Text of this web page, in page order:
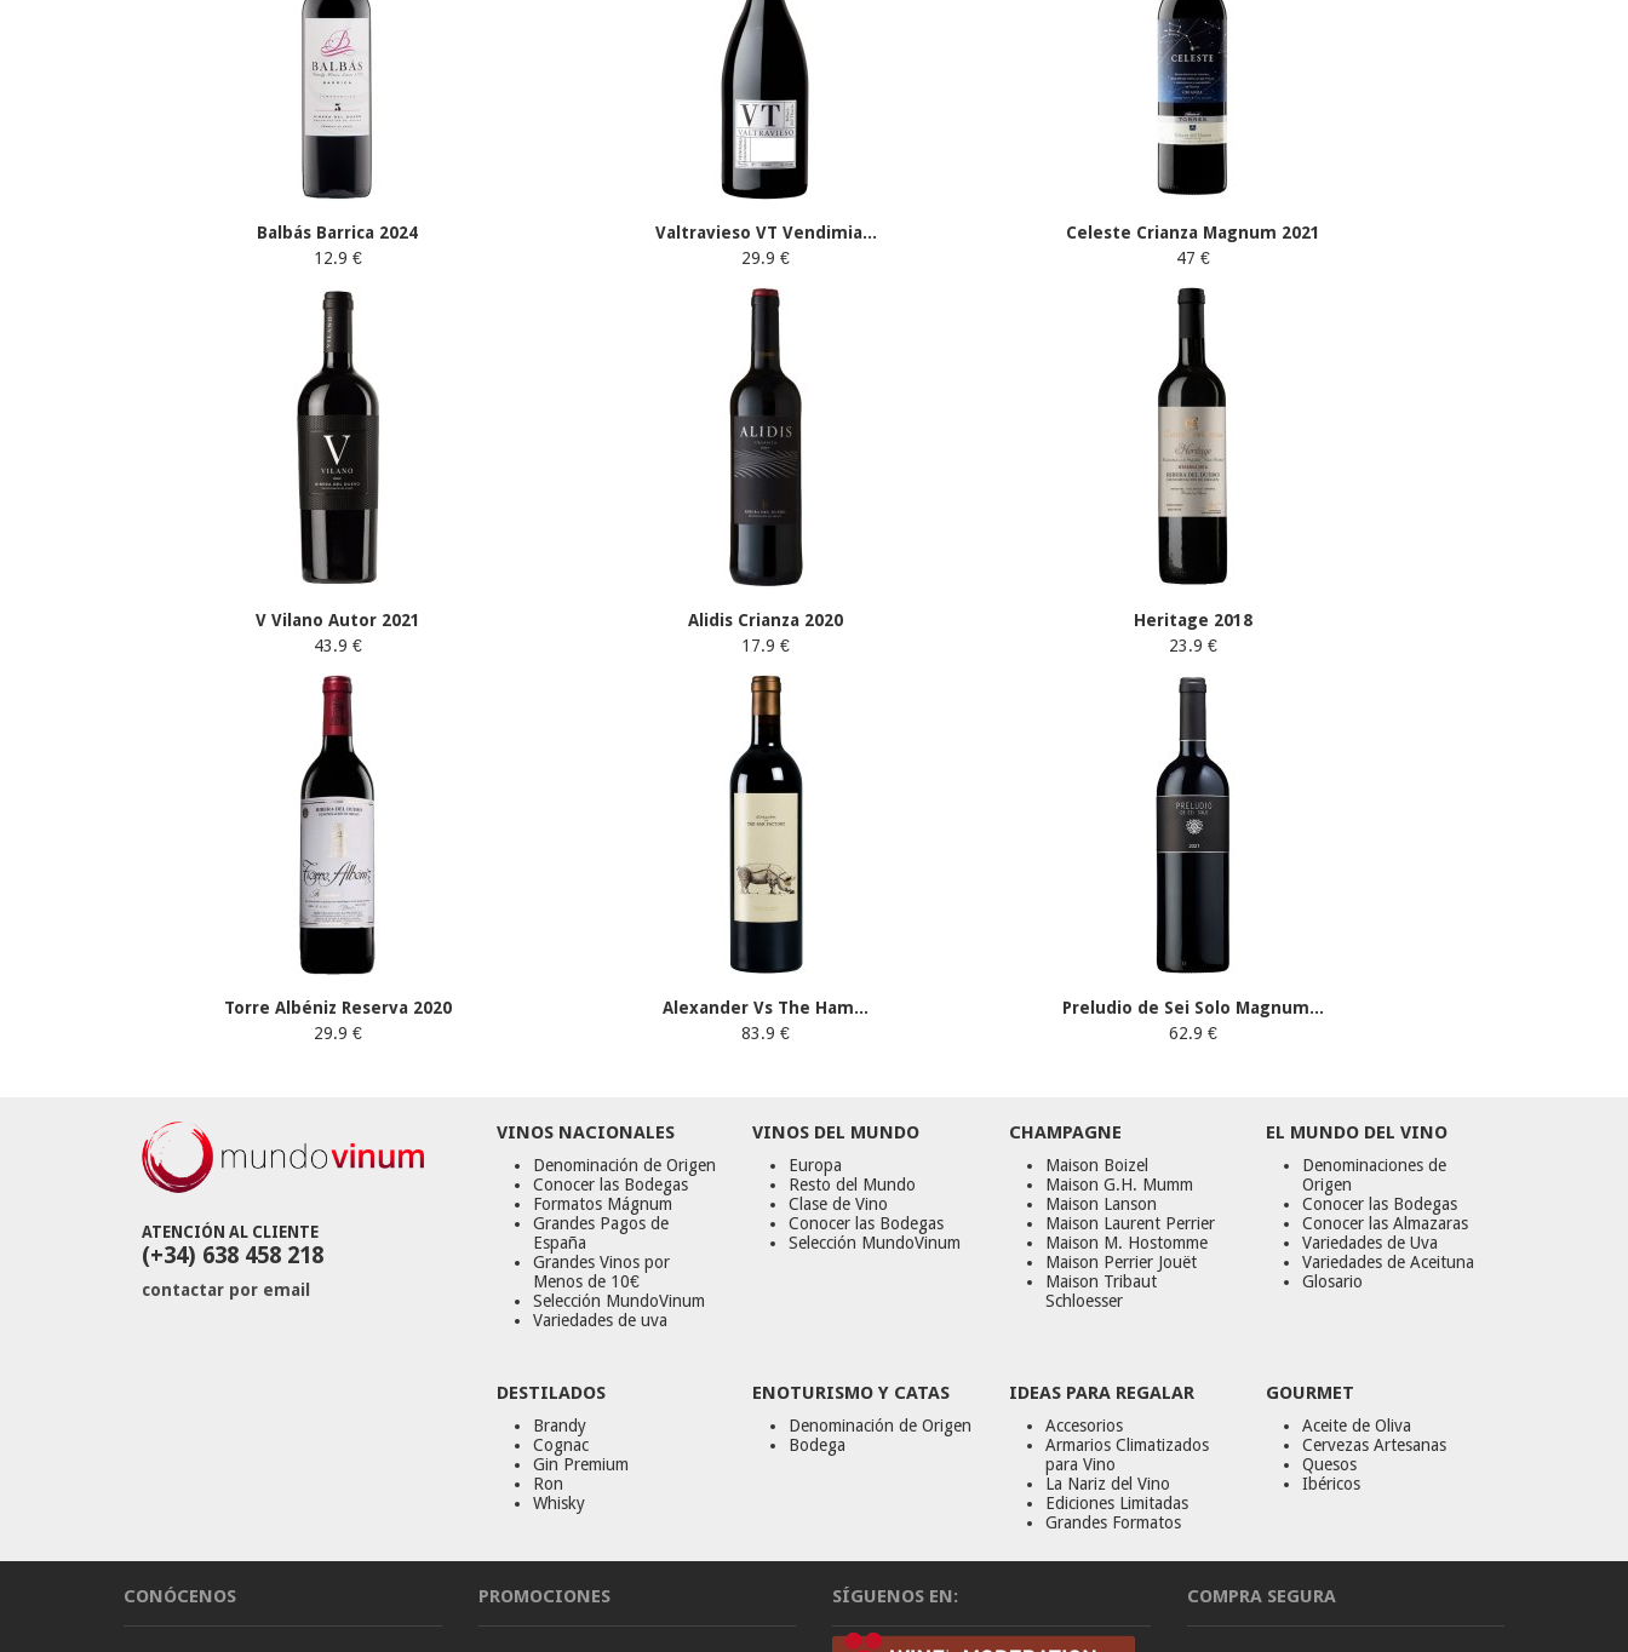
Balbás Barrica 2024
12.9 €
Valtravieso VT Vendimia...
29.9 €
Celeste Crianza Magnum 2021
47 €
V Vilano Autor 2021
43.9 €
Alidis Crianza 2020
17.9 €
Heritage 2018
23.9 €
Torre Albéniz Reserva 2020
29.9 €
Alexander Vs The Ham...
83.9 €
Preludio de Sei Solo Magnum...
62.9 €
ATENCIÓN AL CLIENTE
(+34) 638 458 218
contactar por email
VINOS NACIONALES
Denominación de Origen
Conocer las Bodegas
Formatos Mágnum
Grandes Pagos de
España
Grandes Vinos por
Menos de 10€
Selección MundoVinum
Variedades de uva
VINOS DEL MUNDO
Europa
Resto del Mundo
Clase de Vino
Conocer las Bodegas
Selección MundoVinum
CHAMPAGNE
Maison Boizel
Maison G.H. Mumm
Maison Lanson
Maison Laurent Perrier
Maison M. Hostomme
Maison Perrier Jouët
Maison Tribaut
Schloesser
EL MUNDO DEL VINO
Denominaciones de
Origen
Conocer las Bodegas
Conocer las Almazaras
Variedades de Uva
Variedades de Aceituna
Glosario
DESTILADOS
Brandy
Cognac
Gin Premium
Ron
Whisky
ENOTURISMO Y CATAS
Denominación de Origen
Bodega
IDEAS PARA REGALAR
Accesorios
Armarios Climatizados
para Vino
La Nariz del Vino
Ediciones Limitadas
Grandes Formatos
GOURMET
Aceite de Oliva
Cervezas Artesanas
Quesos
Ibéricos
CONÓCENOS PROMOCIONES SÍGUENOS EN: COMPRA SEGURA